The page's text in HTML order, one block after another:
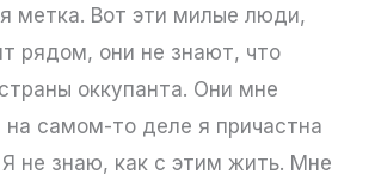
метка. Вот эти милые люди,
рядом, они не знают, что
оккупанта. Они мне
самом-то деле я причастна
Я не знаю, как с этим жить. Мне